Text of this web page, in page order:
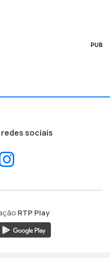
PUB
sociais
RTP Play